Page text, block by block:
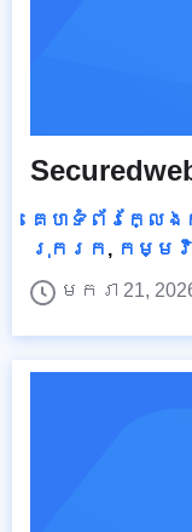
គេហទំព័រក្លែង
រុករក , កម្ម
មករា 21,